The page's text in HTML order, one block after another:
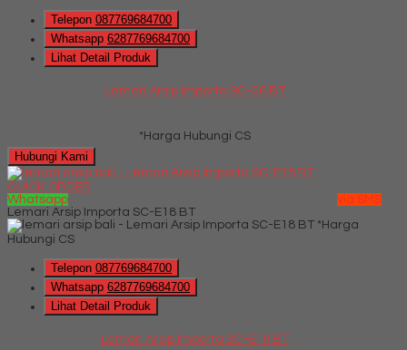
Telepon 087769684700
Whatsapp 6287769684700
Lihat Detail Produk
Lemari Arsip Importa SC-06 BT
*Harga Hubungi CS
Hubungi Kami
QUICK ORDER
Whatsapp
via SMS
Lemari Arsip Importa SC-E18 BT
*Harga
Hubungi CS
Telepon 087769684700
Whatsapp 6287769684700
Lihat Detail Produk
Lemari Arsip Importa SC-E18 BT